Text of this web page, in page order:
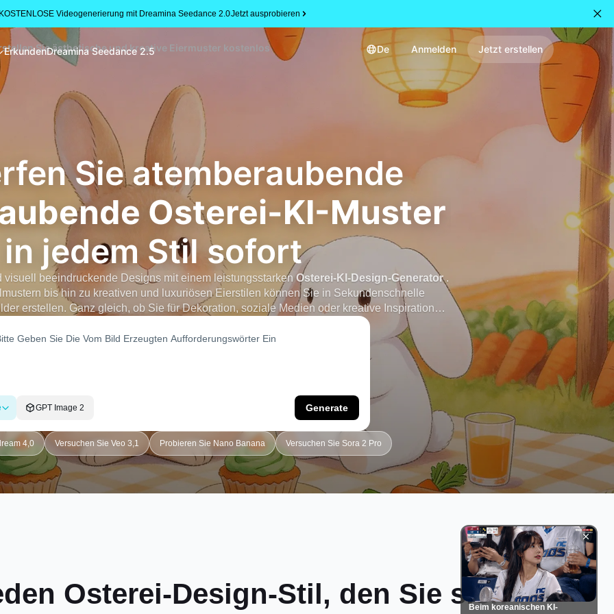
KOSTENLOSE Videogenerierung mit Dreamina Seedance 2.0Jetzt ausprobieren
ErkundenDreamina Seedance 2.5 De Anmelden Jetzt erstellen
Sie ästhetische und kreative Eiermuster kostenlos
Sie atemberaubende
Osterei-KI-Muster
in jedem Stil sofort
visuell beeindruckende Designs mit einem leistungsstarkenOsterei-KI-Design-Generator.
bis hin zu kreativen und luxuriösen Eierstilen können Sie in Sekundenschnelle
erstellen. Ganz gleich, ob Sie für Dekoration, soziale Medien oder kreative Inspiration
Ihre Idee ein und erwecken Sie Ihr individuelles Osterei-Design im Handumdrehen zum
Leben - keine Designkenntnisse erforderlich.
GPT Image 2 Generate
4,0 Versuchen Sie Veo 3,1 Probieren Sie Nano Banana Versuchen Sie Sora 2 Pro
Osterei-Design-Stil, den Sie sichBeim koreanischen KI-